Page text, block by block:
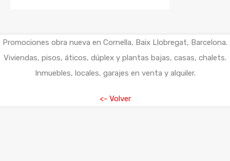
Promociones obra nueva en Cornella, Baix Llobregat, Barcelona.
Viviendas, pisos, áticos, dúplex y plantas bajas, casas, chalets.
Inmuebles, locales, garajes en venta y alquiler.
<- Volver